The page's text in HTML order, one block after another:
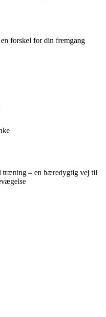
forskel for din fremgang
træning – en bæredygtig vej til